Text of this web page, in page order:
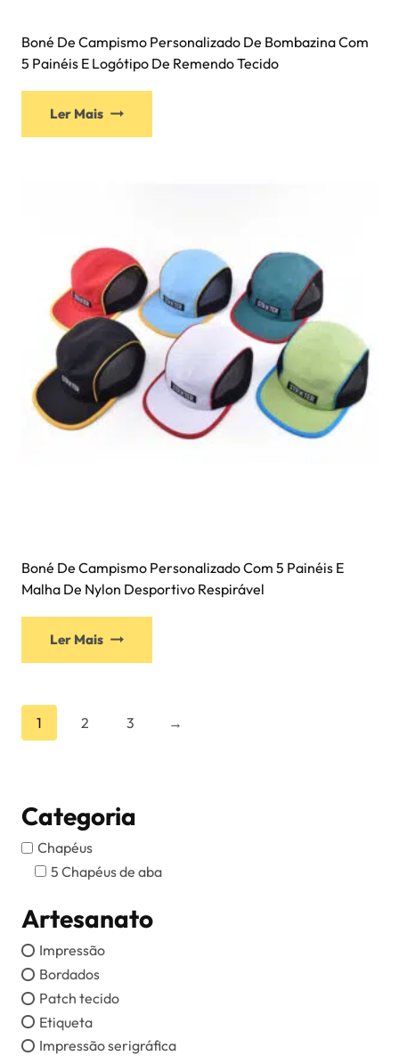
Boné De Campismo Personalizado De Bombazina Com
5 Painéis E Logótipo De Remendo Tecido
Ler Mais
Boné De Campismo Personalizado Com 5 Painéis E
Malha De Nylon Desportivo Respirável
Ler Mais
1 2 3 →
Categoria
Chapéus
5 Chapéus de aba
Artesanato
Impressão
Bordados
Patch tecido
Etiqueta
Impressão serigráfica